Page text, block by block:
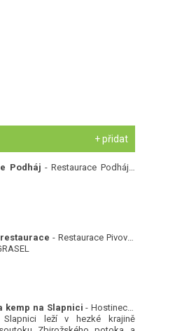
+ přidat
Podháj - Restaurace Podháj -
- Restaurace Pivovar
kemp na Slapnici - Hostinec a
leží v hezké krajině